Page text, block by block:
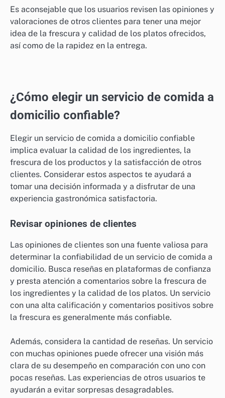
Es aconsejable que los usuarios revisen las opiniones y
valoraciones de otros clientes para tener una mejor
idea de la frescura y calidad de los platos ofrecidos,
así como de la rapidez en la entrega.
¿Cómo elegir un servicio de comida a
implica evaluar la calidad de los ingredientes, la
frescura de los productos y la satisfacción de otros
clientes. Considerar estos aspectos te ayudará a
tomar una decisión informada y a disfrutar de una
experiencia gastronómica satisfactoria.
Revisar opiniones de clientes
Las opiniones de clientes son una fuente valiosa para
determinar la confiabilidad de un servicio de comida a
domicilio. Busca reseñas en plataformas de confianza
y presta atención a comentarios sobre la frescura de
los ingredientes y la calidad de los platos. Un servicio